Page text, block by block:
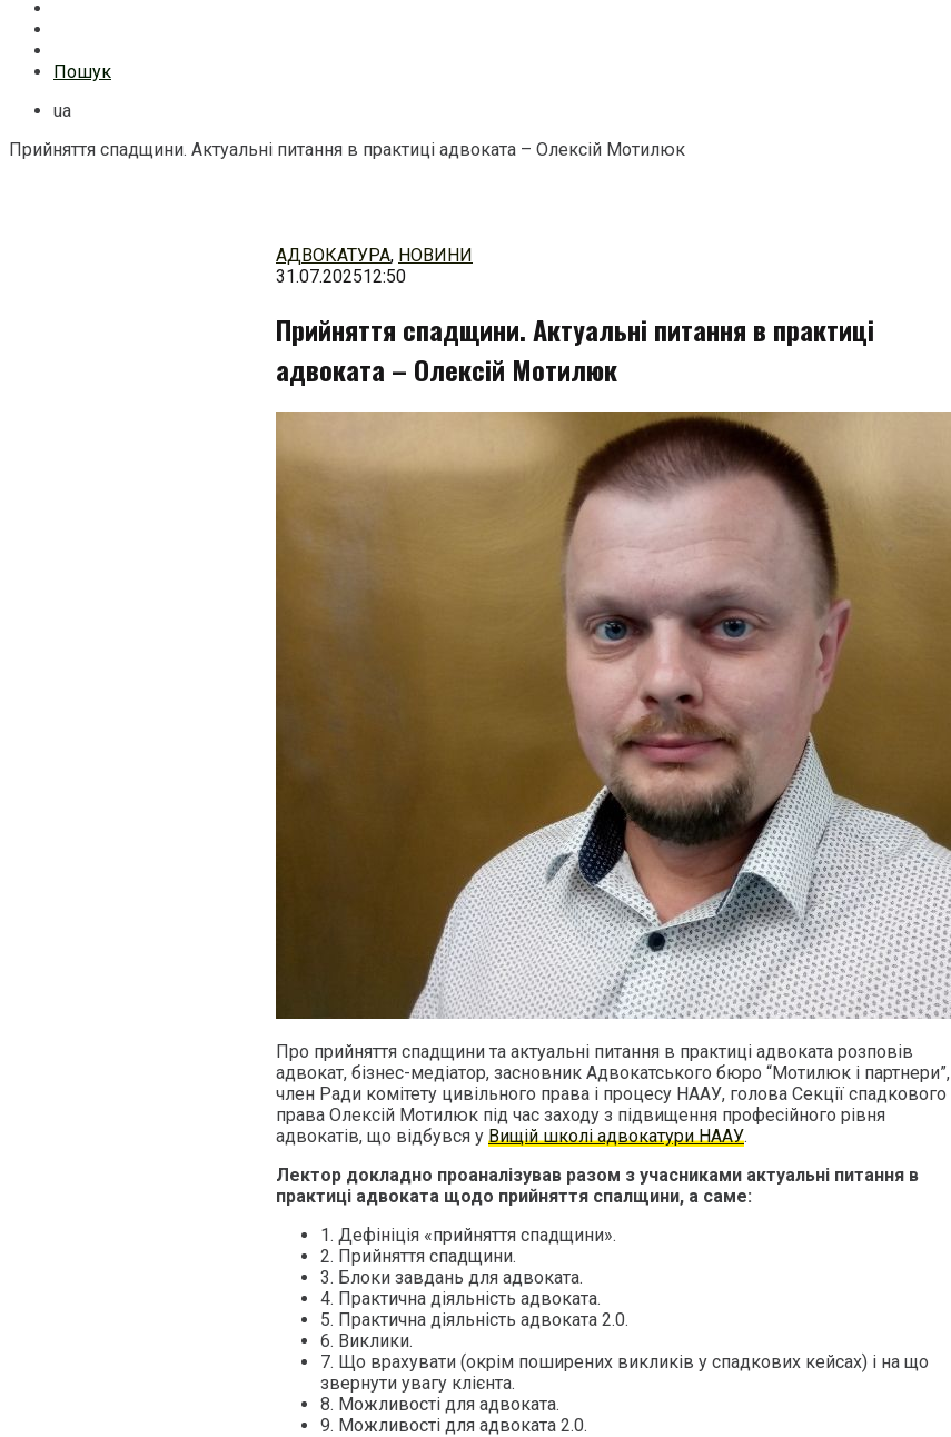
Пошук
ua
Прийняття спадщини. Актуальні питання в практиці адвоката – Олексій Мотилюк
АДВОКАТУРА, НОВИНИ
31.07.202512:50
Прийняття спадщини. Актуальні питання в практиці
адвоката – Олексій Мотилюк
Про прийняття спадщини та актуальні питання в практиці адвоката розповів
адвокат, бізнес-медіатор, засновник Адвокатського бюро “Мотилюк і партнери”,
член Ради комітету цивільного права і процесу НААУ, голова Секції спадкового
права Олексій Мотилюк під час заходу з підвищення професійного рівня
адвокатів, що відбувся у Вищій школі адвокатури НААУ.
Лектор докладно проаналізував разом з учасниками актуальні питання в
практиці адвоката щодо прийняття спалщини, а саме:
1. Дефініція «прийняття спадщини».
2. Прийняття спадщини.
3. Блоки завдань для адвоката.
4. Практична діяльність адвоката.
5. Практична діяльність адвоката 2.0.
6. Виклики.
7. Що врахувати (окрім поширених викликів у спадкових кейсах) і на що
звернути увагу клієнта.
8. Можливості для адвоката.
9. Можливості для адвоката 2.0.